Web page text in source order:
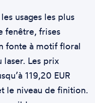
usages les plus
fenêtre, frises
fonte à motif floral
laser. Les prix
119,20 EUR
le niveau de finition.